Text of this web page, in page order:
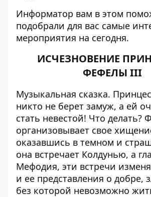
Информатор вам в этом
подобрали для вас самые
мероприятия на сегодня.
ИСЧЕЗНОВЕНИЕ
ФЕФЕЛЫ III
Музыкальная сказка.
никто не берет замуж, а ей
стать невестой! Что делать?
организовывает свое
оказавшись в темном и
она встречает Колдунью, а
Мефодия, эти встречи
и ее представления о добре,
без которой невозможно